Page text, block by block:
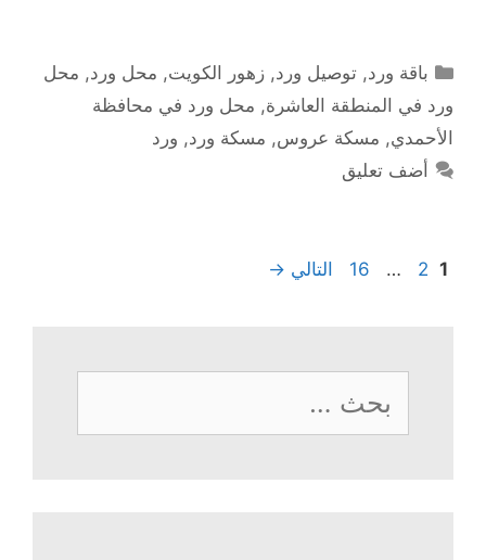
التصنيفات
باقة ورد,توصيل ورد,زهور الكويت, محل ورد, محل
ورد في المنطقة العاشرة, محل ورد في محافظة
الأحمدي, مسكة عروس, مسكة ورد, ورد
أضف تعليق
Page
1
Page
2
…
Page
16 التالي →
البحث
عن: